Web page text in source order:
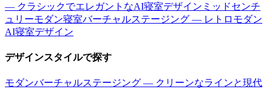
— クラシックでエレガントなAI寝室デザイン ミッドセンチ
ュリーモダン寝室バーチャルステージング — レトロモダン
AI寝室デザイン
デザインスタイルで探す
モダンバーチャルステージング — クリーンなラインと現代